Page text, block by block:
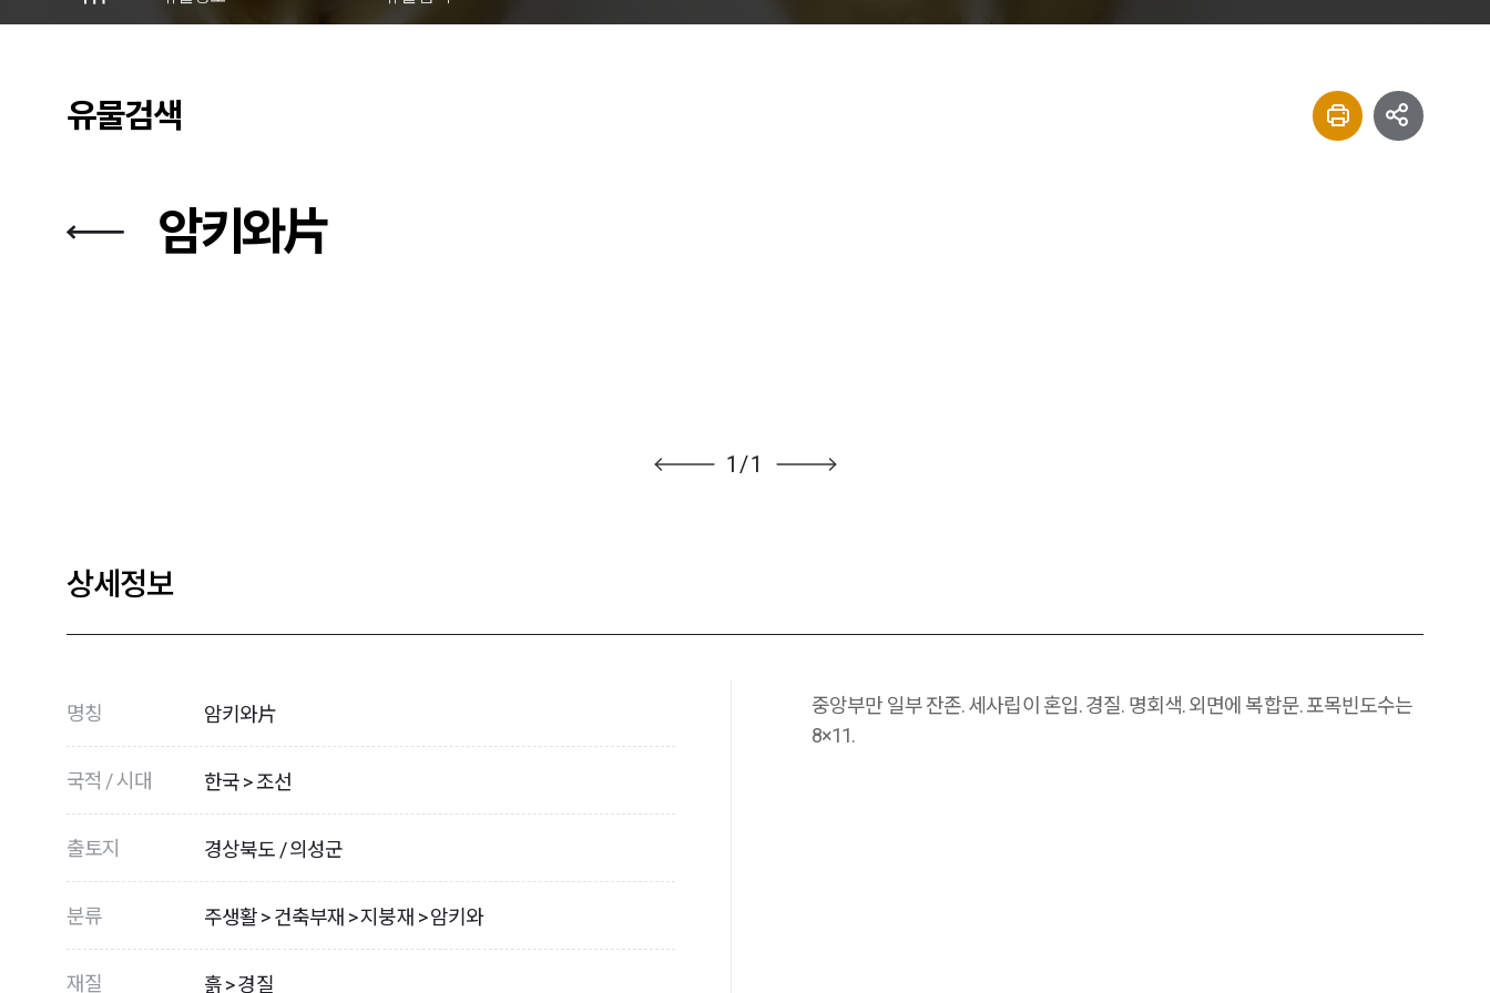
유물검색
암키와片
1/1
상세정보
명칭 암키와片
국적 / 시대 한국 > 조선
출토지 경상북도 / 의성군
분류 주생활 > 건축부재 > 지붕재 > 암키와
재질 흙 > 경질
중앙부만 일부 잔존. 세사립이 혼입. 경질. 명회색. 외면에 복합문. 포목빈도수는
8×11.